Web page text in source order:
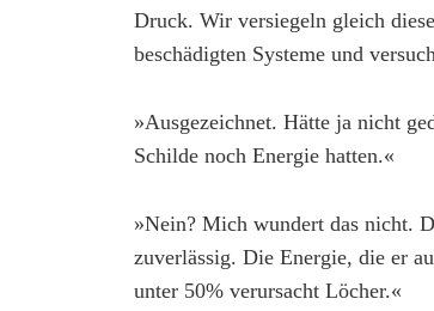
Druck. Wir versiegeln gleich
beschädigten Systeme und
»Ausgezeichnet. Hätte ja nicht
Schilde noch Energie hatten.«
»Nein? Mich wundert das nicht.
zuverlässig. Die Energie, die er
unter 50% verursacht Löcher.«